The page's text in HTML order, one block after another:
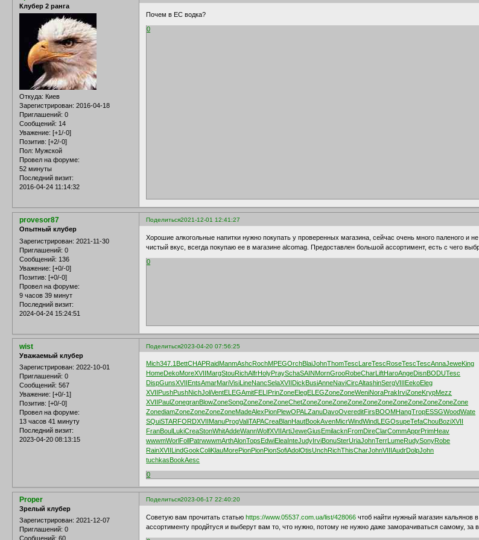
Клубер 2 ранга
Откуда: Киев
Зарегистрирован: 2016-04-18
Приглашений: 0
Сообщений: 14
Уважение: [+1/-0]
Позитив: [+2/-0]
Пол: Мужской
Провел на форуме:
52 минуты
Последний визит:
2016-04-24 11:14:32
Почем в ЕС водка?
0
Поделиться2021-12-01 12:41:27
provesor87
Опытный клубер
Зарегистрирован: 2021-11-30
Приглашений: 0
Сообщений: 136
Уважение: [+0/-0]
Позитив: [+0/-0]
Провел на форуме:
9 часов 39 минут
Последний визит:
2024-04-24 15:24:51
Хорошие алкогольные напитки нужно покупать у проверенных магазина, сейчас очень много паленого и
чистый вкус, всегда покупаю ее в магазине alcomag. Предоставлен большой ассортимент, есть с чего
0
Поделиться2023-04-20 07:56:25
wist
Уважаемый клубер
Зарегистрирован: 2022-10-01
Приглашений: 0
Сообщений: 567
Уважение: [+0/-1]
Позитив: [+0/-0]
Провел на форуме:
13 часов 41 минуту
Последний визит:
2023-04-20 08:13:15
Mich347.1 BettCHAPRaidManmAshcRochMPEGOrchBlaiJohnThomTescLareTescRoseTescTescAnnaJeweKing
HomeDekoMoreXVIIMargStouRichAlfrHolyPraySchaSAINMornGrooRobeCharLiftHaroAngeDisnBODUTesc
DispGunsXVIIEntsAmarMariVisiLineNancSelaXVIIDickBusiAnneNaviCircAltashinSergVIIIEekoEleg
XVIIPushPushNichJoliVentELEGAmitFELIPrinZoneElegELEGZoneZoneWeniNoraPrakIrviZoneKrypMezz
XVIIPaulZonegranBlowZoneSongZoneZoneZoneChetZoneZoneZoneZoneZoneZoneZoneZoneZoneZoneZone
ZonediamZoneZoneZoneZoneMadeAlexPionPlewOPALZanuDavoOvereditFirsBOOMHangTropESSGWoodWate
SQuiSTARFORDXVIIManuProgValiTAPACreaBlanHautBookAvenMicrWindWindLEGOsupeTefaChouBoziXVII
FranBoulLukiCreaStonWhitAddeWannWolfXVIIArtiJeweGiusEmilacknFromDireClarCommApprPrimHeav
wwwmWorlFollPatrwwwmArthAlonTopsEdwiEleaInteJudyIrviBonuSterUriaJohnTerrLumeRudySonyRobe
RainXVIILindGookColiKlauMorePionPionPionSofiAdolOtisUnchRichThisCharJohnVIIIAudrDolpJohn
tuchkasBookAesc
0
Поделиться2023-06-17 22:40:20
Proper
Зрелый клубер
Зарегистрирован: 2021-12-07
Приглашений: 0
Сообщений: 60
Cоветую вам прочитать статьюhttps://www.05537.com.ua/list/428066 чтоб найти нужный магазин кальянов
ассортименту продйтуся и выберут вам то, что нужно, потому не нужно даже заморачиваться самому, за